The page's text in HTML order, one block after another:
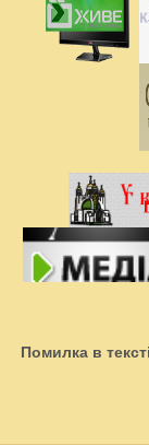
Помилка в